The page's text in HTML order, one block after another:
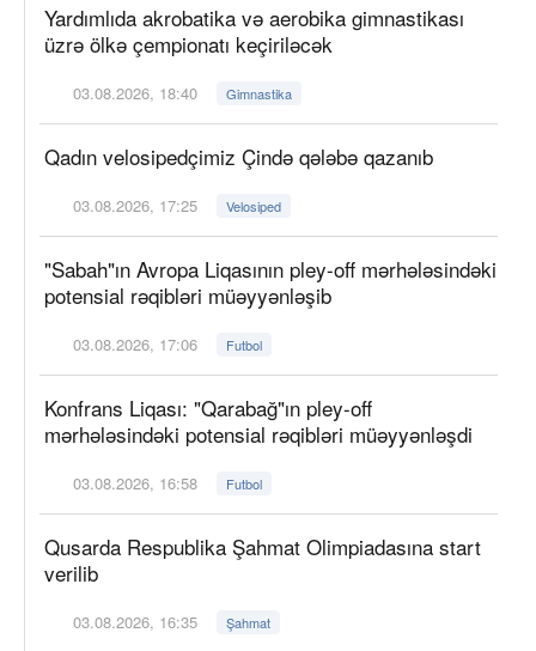
Yardımlıda akrobatika və aerobika gimnastikası
üzrə ölkə çempionatı keçiriləcək
03.08.2026, 18:40 Gimnastika
Qadın velosipedçimiz Çində qələbə qazanıb
03.08.2026, 17:25 Velosiped
"Sabah"ın Avropa Liqasının pley-off mərhələsindəki
potensial rəqibləri müəyyənləşib
03.08.2026, 17:06 Futbol
Konfrans Liqası: "Qarabağ"ın pley-off
mərhələsindəki potensial rəqibləri müəyyənləşdi
03.08.2026, 16:58 Futbol
Qusarda Respublika Şahmat Olimpiadasına start
verilib
03.08.2026, 16:35 Şahmat